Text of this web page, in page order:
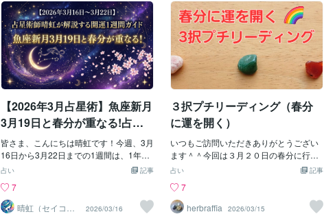
とができるタイミングです。「もし制限
がなかったとしたら、自分はどう生きた
いか」心の奥に問いかけてみましょ
う。・どんな自分で在りたいか・どんな
感情で毎日を過ごしたいか・何を手放し
たいか大切なのは、遠慮しないこと。お
金や時間、年齢などの制限の中から飛び
出して考えてみましょう。自由に思い描
いてみる事がキーです。② 手放しと浄化
をするこれからの自分に
られています。🍵 春分の暮らしのヒン
ト・お墓参りや手を合わせる時間をつく
る・部屋を少し整える・朝の光をゆっく
り感じる・「ありがとう」を意識してみ
る大きなことをしなくても大丈夫。心を
整えることが、次の流れをやさしく動か
してくれます。✨ 光のメッセージ「整わ
ない心も、 そのままで大丈夫。 今
は、バランスを取り戻す途中です。」
「整ったあ
です。エネルギーの転換期である春分や
秋分の時期は、地球の磁場が太陽風の影
響を受けやすくなる為、通常よりも多く
のエネルギーが地球に流れ込み、オーロ
ラが活発になるのです。なぜ【ピンク色
のオーロラ】になるの？オーロラの色は
発生する高度によって変わります。◆緑
色のオーロラ：高度約100～300kmで発
生し、酸素原子が光っている。◆ピンク
色のオーロラ：高度約100km以下の低い
場所で発生し、窒素分子が光っている。
春分や秋分の時期にオーロラ活動が活発
になる事で、通常よりも低い高度でもオ
ーロラが発生しやすくなります。その結
が見えやすくなるのです。ハートを開く
ピンクのオーロラピンク色のオーロラは
ハートチャクラの活性化や、愛のエネル
座 ・人間関係、社交、対話：#双子座 #
獅子座 #乙女座 #山羊座 ・趣味、遊び、
休息：#牡牛座 #射手座 #水瓶座 #魚座 ☆
メッセージ☆ あなたの夢、目指す姿、叶
えたいことを応援しています。 ぜひコメ
ント欄でその内容を教えてください。 応
援のエネルギーを送らせていただきます
☆ あなたの夢を応援する占い師 mokiyu
(もきゆう)
【2026年3月占星術】魚座新月
3月19日と春分が重なる!占星
術師晴虹が解説する開運1週間
ガイド
皆さま、こんにちは晴虹です！今週、3月
16日から3月22日までの1週間は、1年の
中でも最大級のターニングポイントとな
ある「春分」、そして「水星逆行の終
了」がわずか3日間の間に立て続けに起こ
る—まさに「宇宙のビッグイベント」が
記事
占い
7
晴虹（セイコ
ー） 転換期専門
2026/03/16
３択プチリーディング（春分
に運を開く）
いつもご訪問いただきありがとうござい
ます＾＾今回は３月２０日の春分に行う
と良い開運アクションについて聞いてみ
を選んでください結果はスクロールして
見ることができます上の３つの選択肢の
中から気になる物を選んでください結果
記事
占い
7
herbraffia
2026/03/15